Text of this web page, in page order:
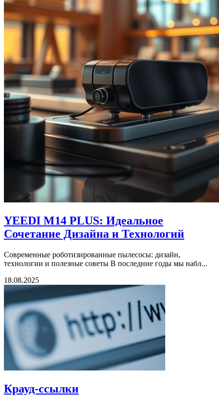
YEEDI M14 PLUS: Идеальное
Сочетание Дизайна и Технологий
Современные роботизированные пылесосы: дизайн,
технологии и полезные советы В последние годы мы набл...
18.08.2025
Крауд-ссылки